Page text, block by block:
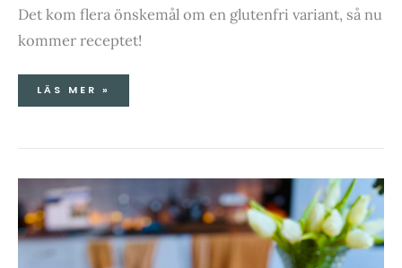
Det kom flera önskemål om en glutenfri variant, så nu
kommer receptet!
LÄS MER »
DOLLY
PARTON’S
MAMMAS
BANANA
PUDDING